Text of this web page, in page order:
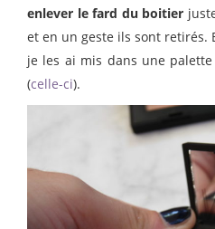
enlever le fard du boitier
et en un geste ils sont retirés.
je les ai mis dans une
(celle-ci).